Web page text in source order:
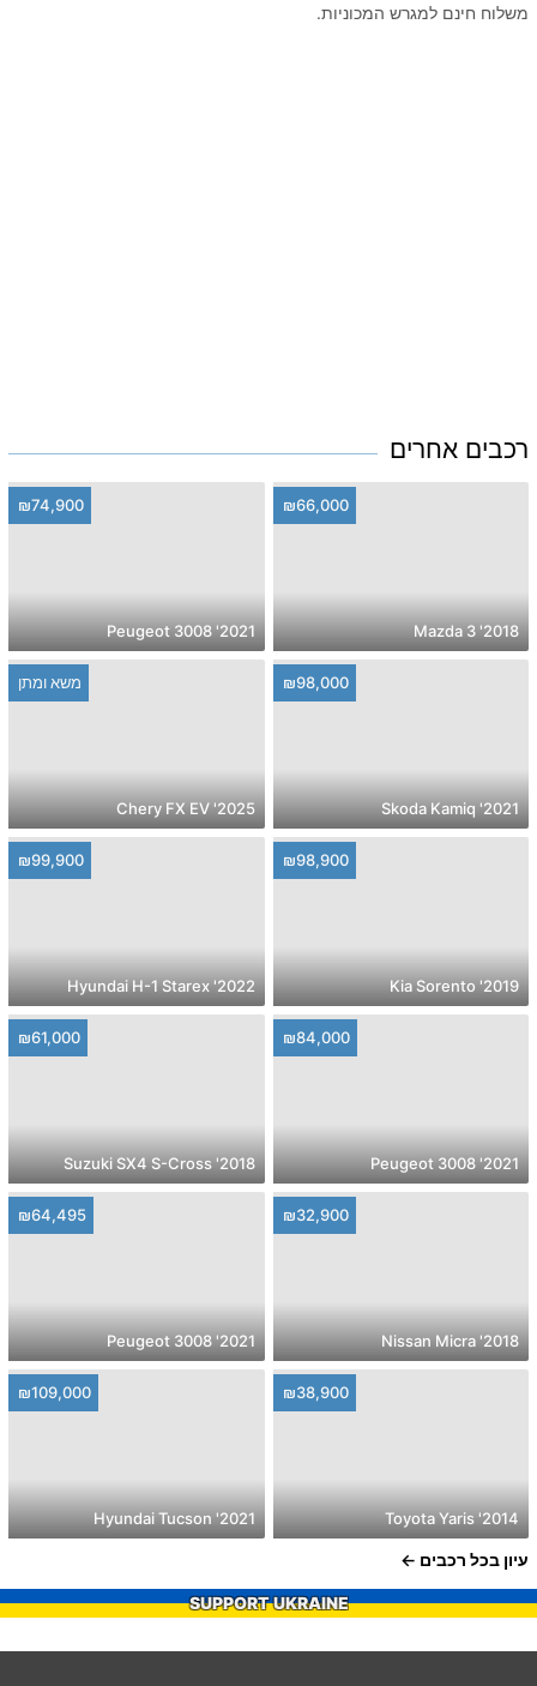
משלוח חינם למגרש המכוניות.
רכבים אחרים
₪66,000
2018' Mazda 3
₪74,900
2021' Peugeot 3008
₪98,000
2021' Skoda Kamiq
משא ומתן
2025' Chery FX EV
₪98,900
2019' Kia Sorento
₪99,900
2022' Hyundai H-1 Starex
₪84,000
2021' Peugeot 3008
₪61,000
2018' Suzuki SX4 S-Cross
₪32,900
2018' Nissan Micra
₪64,495
2021' Peugeot 3008
₪38,900
2014' Toyota Yaris
₪109,000
2021' Hyundai Tucson
עיון בכל רכבים
SUPPORT UKRAINE